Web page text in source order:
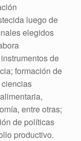
luego de
elegidos
de
formación de
entre otras;
de políticas
productivo.